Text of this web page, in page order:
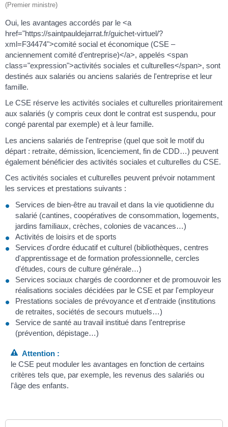
(Premier ministre)
Oui, les avantages accordés par le <a
href="https://saintpauldejarrat.fr/guichet-virtuel/?
xml=F34474">comité social et économique (CSE –
anciennement comité d'entreprise)</a>, appelés <span
class="expression">activités sociales et culturelles</span>, sont
destinés aux salariés ou anciens salariés de l'entreprise et leur
famille.
Le CSE réserve les activités sociales et culturelles prioritairement
aux salariés (y compris ceux dont le contrat est suspendu, pour
congé parental par exemple) et à leur famille.
Les anciens salariés de l'entreprise (quel que soit le motif du
départ : retraite, démission, licenciement, fin de CDD…) peuvent
également bénéficier des activités sociales et culturelles du CSE.
Ces activités sociales et culturelles peuvent prévoir notamment
les services et prestations suivants :
Services de bien-être au travail et dans la vie quotidienne du
salarié (cantines, coopératives de consommation, logements,
jardins familiaux, crèches, colonies de vacances…)
Activités de loisirs et de sports
Services d'ordre éducatif et culturel (bibliothèques, centres
d'apprentissage et de formation professionnelle, cercles
d'études, cours de culture générale…)
Services sociaux chargés de coordonner et de promouvoir les
réalisations sociales décidées par le CSE et par l'employeur
Prestations sociales de prévoyance et d'entraide (institutions
de retraites, sociétés de secours mutuels…)
Service de santé au travail institué dans l'entreprise
(prévention, dépistage…)
Attention :
le CSE peut moduler les avantages en fonction de certains
critères tels que, par exemple, les revenus des salariés ou
l'âge des enfants.